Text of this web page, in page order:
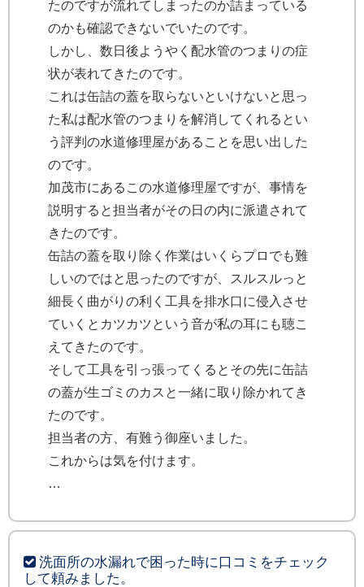
たのですが流れてしまったのか詰まっている
のかも確認できないでいたのです。
しかし、数日後ようやく配水管のつまりの症
状が表れてきたのです。
これは缶詰の蓋を取らないといけないと思っ
た私は配水管のつまりを解消してくれるとい
う評判の水道修理屋があることを思い出した
のです。
加茂市にあるこの水道修理屋ですが、事情を
説明すると担当者がその日の内に派遣されて
きたのです。
缶詰の蓋を取り除く作業はいくらプロでも難
しいのではと思ったのですが、スルスルっと
細長く曲がりの利く工具を排水口に侵入させ
ていくとカツカツという音が私の耳にも聴こ
えてきたのです。
そして工具を引っ張ってくるとその先に缶詰
の蓋が生ゴミのカスと一緒に取り除かれてき
たのです。
担当者の方、有難う御座いました。
これからは気を付けます。
洗面所の水漏れで困った時に口コミをチェック
して頼みました。